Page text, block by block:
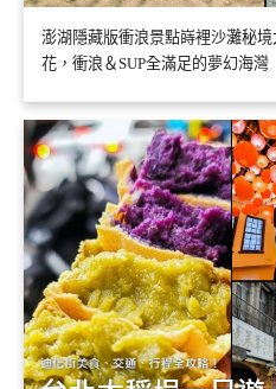
澎湖隱藏版衝浪景點嵵裡沙灘秘
花，衝浪＆SUP全滿足的夢幻海灣